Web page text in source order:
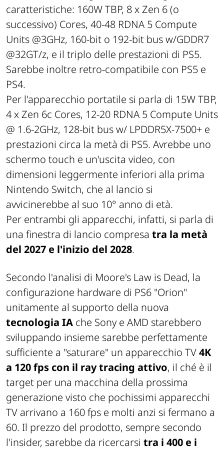
caratteristiche: 160W TBP, 8 x Zen 6 (o
successivo) Cores, 40-48 RDNA 5 Compute
Units @3GHz, 160-bit o 192-bit bus w/GDDR7
@32GT/z, e il triplo delle prestazioni di PS5.
Sarebbe inoltre retro-compatibile con PS5 e
PS4.
Per l'apparecchio portatile si parla di 15W TBP,
4 x Zen 6c Cores, 12-20 RDNA 5 Compute Units
@ 1.6-2GHz, 128-bit bus w/ LPDDR5X-7500+ e
prestazioni circa la metà di PS5. Avrebbe uno
schermo touch e un'uscita video, con
dimensioni leggermente inferiori alla prima
Nintendo Switch, che al lancio si
avvicinerebbe al suo 10° anno di età.
Per entrambi gli apparecchi, infatti, si parla di
una finestra di lancio compresa tra la metà
del 2027 e l'inizio del 2028.
Secondo l'analisi di Moore's Law is Dead, la
configurazione hardware di PS6 "Orion"
unitamente al supporto della nuova
tecnologia IA che Sony e AMD starebbero
sviluppando insieme sarebbe perfettamente
sufficiente a "saturare" un apparecchio TV4K
a 120 fps con il ray tracing attivo, il ché è il
target per una macchina della prossima
generazione visto che pochissimi apparecchi
TV arrivano a 160 fps e molti anzi si fermano a
60. Il prezzo del prodotto, sempre secondo
l'insider, sarebbe da ricercarsi tra i 400 e i